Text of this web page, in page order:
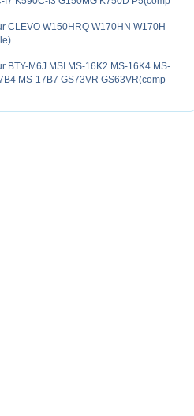
CLEVO W150HRQ W170HN W170H
BTY-M6J MSI MS-16K2 MS-16K4 MS-
MS-17B7 GS73VR GS63VR(comp